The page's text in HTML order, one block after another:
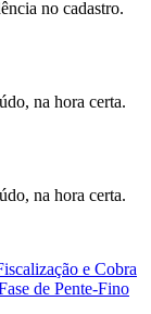
no cadastro.
na hora certa.
na hora certa.
e Cobra
de Pente-Fino